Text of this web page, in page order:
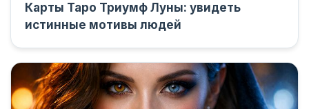
Карты Таро Триумф Луны: увидеть
истинные мотивы людей